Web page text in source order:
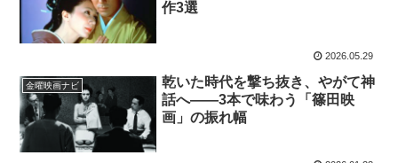
作3選
2026.05.29
金曜映画ナビ
乾いた時代を撃ち抜き、やがて神
話へ——3本で味わう「篠田映
画」の振れ幅